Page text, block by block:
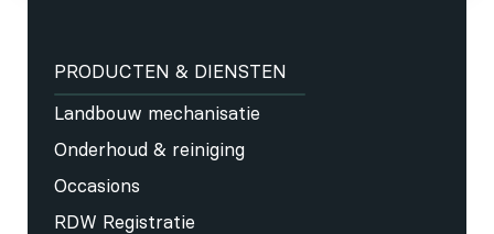
PRODUCTEN & DIENSTEN
Landbouw mechanisatie
Onderhoud & reiniging
Occasions
RDW Registratie